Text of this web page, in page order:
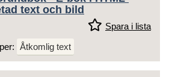
text och bild
Spara i lista
Åtkomlig text